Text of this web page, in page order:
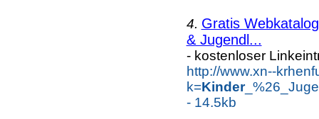
4. Gratis
& Jugendl...
- kostenloser
http://www.xn--
k=Kinder
- 14.5kb